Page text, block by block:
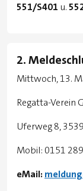
551/S401 u.
2.
Mittwoch, 13.
Regatta-Verein
Uferweg 8,
Mobil: 0151
eMail: